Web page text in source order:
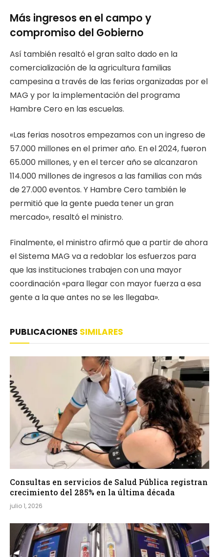
Más ingresos en el campo y
compromiso del Gobierno
Así también resaltó el gran salto dado en la
comercialización de la agricultura familias
campesina a través de las ferias organizadas por el
MAG y por la implementación del programa
Hambre Cero en las escuelas.
«Las ferias nosotros empezamos con un ingreso de
57.000 millones en el primer año. En el 2024, fueron
65.000 millones, y en el tercer año se alcanzaron
114.000 millones de ingresos a las familias con más
de 27.000 eventos. Y Hambre Cero también le
permitió que la gente pueda tener un gran
mercado», resaltó el ministro.
Finalmente, el ministro afirmó que a partir de ahora
el Sistema MAG va a redoblar los esfuerzos para
que las instituciones trabajen con una mayor
coordinación «para llegar con mayor fuerza a esa
gente a la que antes no se les llegaba».
PUBLICACIONES SIMILARES
Consultas en servicios de Salud Pública registran
crecimiento del 285% en la última década
julio 1, 2026